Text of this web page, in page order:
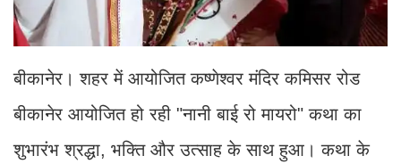
बीकानेर। शहर में आयोजित कष्णेश्वर मंदिर कमिसर रोड
बीकानेर आयोजित हो रही "नानी बाई रो मायरो" कथा का
शुभारंभ श्रद्धा, भक्ति और उत्साह के साथ हुआ। कथा के